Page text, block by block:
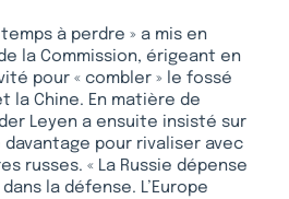
temps à perdre » a mis en
la Commission, érigeant en
pour « combler » le fossé
la Chine. En matière de
Leyen a ensuite insisté sur
pour rivaliser avec
russes. « La Russie dépense
dans la défense. L’Europe